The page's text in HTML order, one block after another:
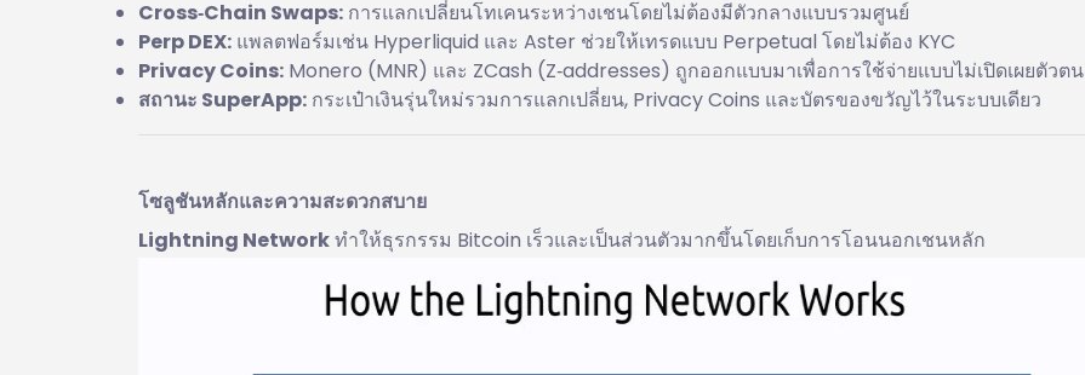
Cross‑Chain Swaps: การแลกเปลี่ยนโทเคนระหว่างเชนโดยไม่ต้องมีตัวกลางแบบรวมศูนย์
Perp DEX: แพลตฟอร์มเช่น Hyperliquid และ Aster ช่วยให้เทรดแบบ Perpetual โดยไม่ต้อง KYC
Privacy Coins: Monero (MNR) และ ZCash (Z‑addresses) ถูกออกแบบมาเพื่อการใช้จ่ายแบบไม่เปิดเผยตัวตน
สถานะ SuperApp: กระเป๋าเงินรุ่นใหม่รวมการแลกเปลี่ยน, Privacy Coins และบัตรของขวัญไว้ในระบบเดียว
โซลูชันหลักและความสะดวกสบาย
Lightning Networkทำให้ธุรกรรม Bitcoin เร็วและเป็นส่วนตัวมากขึ้นโดยเก็บการโอนนอกเชนหลัก